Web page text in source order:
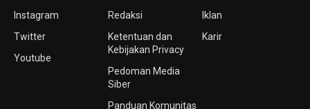
Instagram
Twitter
Youtube
Redaksi
Ketentuan dan
Kebijakan Privacy
Pedoman Media
Siber
Panduan Komunitas
Iklan
Karir